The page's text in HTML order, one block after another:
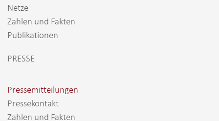
Netze
Zahlen und Fakten
Publikationen
PRESSE
Pressemitteilungen
Pressekontakt
Zahlen und Fakten